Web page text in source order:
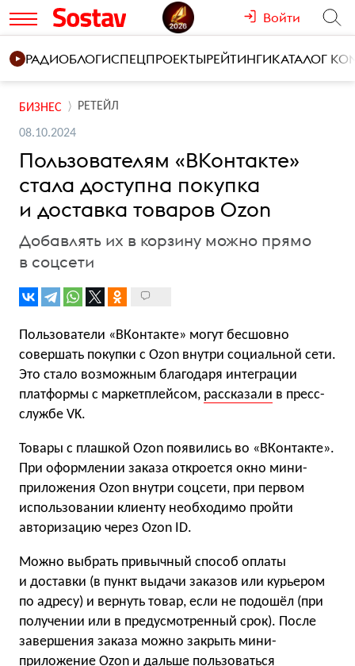
Войти
РАДИОБЛОГИСПЕЦПРОЕКТЫРЕЙТИНГИКАТАЛОГ
БИЗНЕС РЕТЕЙЛ
08.10.2024
Пользователям «ВКонтакте»
стала доступна покупка
и доставка товаров Ozon
Добавлять их в корзину можно прямо
в соцсети
Пользователи «ВКонтакте» могут бесшовно
совершать покупки с Ozon внутри социальной сети.
Это стало возможным благодаря интеграции
платформы с маркетплейсом, рассказали в пресс-
службе VK.
Товары с плашкой Ozon появились во «ВКонтакте».
При оформлении заказа откроется окно мини-
приложения Ozon внутри соцсети, при первом
использовании клиенту необходимо пройти
авторизацию через Ozon ID.
Можно выбрать привычный способ оплаты
и доставки (в пункт выдачи заказов или курьером
по адресу) и вернуть товар, если не подошёл (при
получении или в предусмотренный срок). После
завершения заказа можно закрыть мини-
приложение Ozon и дальше пользоваться